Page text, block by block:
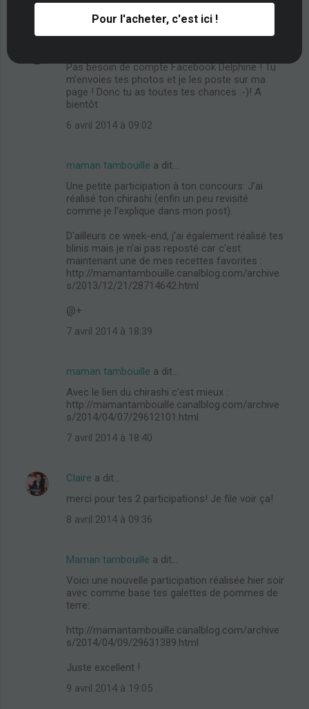
6 avril 2014 à 08:36
Pas besoin de compte Facebook Delphine ! Tu
m'envoies tes photos et je les poste sur ma
page ! Donc tu as toutes tes chances :-)! A
bientôt
6 avril 2014 à 09:02
maman tambouille a dit…
Une petite participation à ton concours: J'ai
réalisé ton chirashi (enfin un peu revisité
comme je l'explique dans mon post).
D'ailleurs ce week-end, j'ai également réalisé tes
blinis mais je n'ai pas reposté car c'est
maintenant une de mes recettes favorites :
http://mamantambouille.canalblog.com/archive
s/2013/12/21/28714642.html
@+
7 avril 2014 à 18:39
maman tambouille a dit…
Avec le lien du chirashi c'est mieux :
http://mamantambouille.canalblog.com/archive
s/2014/04/07/29612101.html
7 avril 2014 à 18:40
Claire a dit…
merci pour tes 2 participations! Je file voir ça!
8 avril 2014 à 09:36
Maman tambouille a dit…
Voici une nouvelle participation réalisée hier soir
avec comme base tes galettes de pommes de
terre:
http://mamantambouille.canalblog.com/archive
s/2014/04/09/29631389.html
Juste excellent !
9 avril 2014 à 19:05
Pour l'acheter, c'est ici !